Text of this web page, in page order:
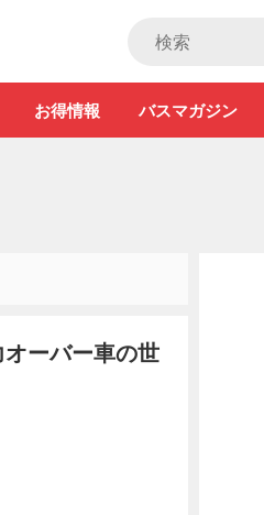
お得情報 バスマガジン
ーバー車の世